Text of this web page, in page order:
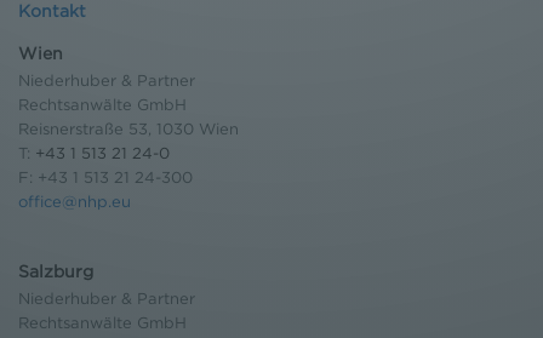
Kontakt
Wien
Niederhuber & Partner
Rechtsanwälte GmbH
Reisnerstraße 53, 1030 Wien
T: +43 1 513 21 24-0
F: +43 1 513 21 24-300
office@nhp.eu
Salzburg
Niederhuber & Partner
Rechtsanwälte GmbH